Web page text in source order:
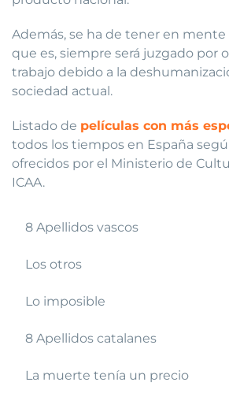
Además, se ha de tener en
que es, siempre será juzgado por
trabajo debido a la
sociedad actual.
Listado de películas con más
todos los tiempos en España
ofrecidos por el Ministerio de
ICAA.
8 Apellidos vascos
Los otros
Lo imposible
8 Apellidos catalanes
La muerte tenía un precio